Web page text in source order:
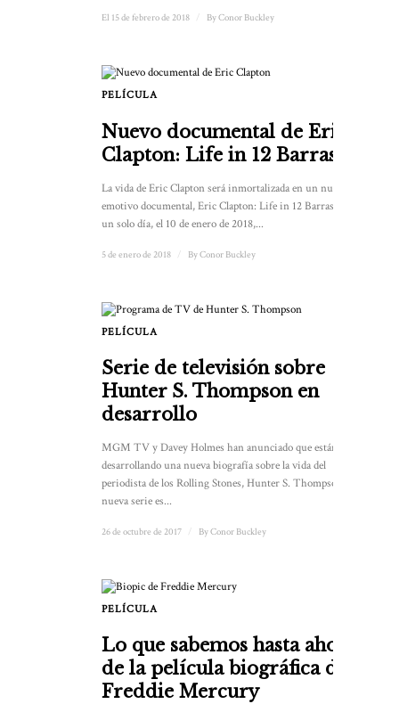
El 15 de febrero de 2018 ByConor Buckley
PELÍCULA
Nuevo documental de Eric
Clapton: Life in 12 Barras
La vida de Eric Clapton será inmortalizada en un nuevo y
emotivo documental, Eric Clapton: Life in 12 Barras. Por
un solo día, el 10 de enero de 2018,...
5 de enero de 2018 ByConor Buckley
PELÍCULA
Serie de televisión sobre
Hunter S. Thompson en
desarrollo
MGM TV y Davey Holmes han anunciado que están
desarrollando una nueva biografía sobre la vida del
periodista de los Rolling Stones, Hunter S. Thompson. La
nueva serie es...
26 de octubre de 2017 ByConor Buckley
PELÍCULA
Lo que sabemos hasta ahora
de la película biográfica de
Freddie Mercury